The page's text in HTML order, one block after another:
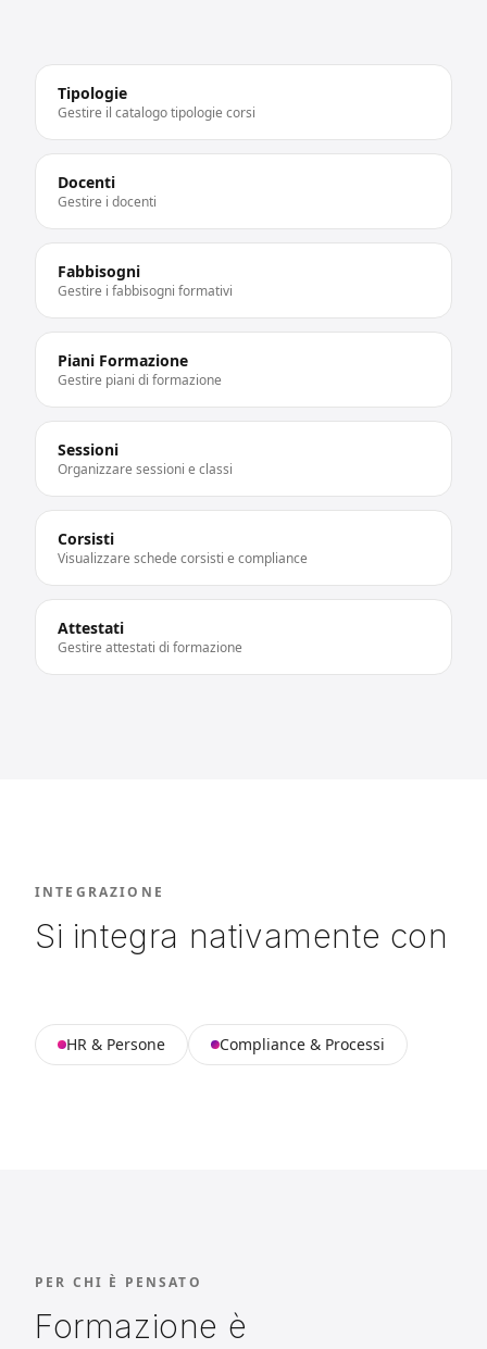
Tipologie
Gestire il catalogo tipologie corsi
Docenti
Gestire i docenti
Fabbisogni
Gestire i fabbisogni formativi
Piani Formazione
Gestire piani di formazione
Sessioni
Organizzare sessioni e classi
Corsisti
Visualizzare schede corsisti e compliance
Attestati
Gestire attestati di formazione
INTEGRAZIONE
Si integra nativamente con
HR & Persone Compliance & Processi
PER CHI È PENSATO
Formazione è